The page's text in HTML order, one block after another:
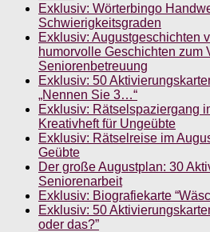
Exklusiv: Wörterbingo
Schwierigkeitsgraden
Exklusiv: Augustgeschichten
humorvolle Geschichten zum
Seniorenbetreuung
Exklusiv: 50
„Nennen Sie 3…“
Exklusiv: Rätselspaziergang
Kreativheft für Ungeübte
Exklusiv: Rätselreise im
Geübte
Der große Augustplan: 30
Seniorenarbeit
Exklusiv: Biografiekarte
Exklusiv: 50
oder das?”